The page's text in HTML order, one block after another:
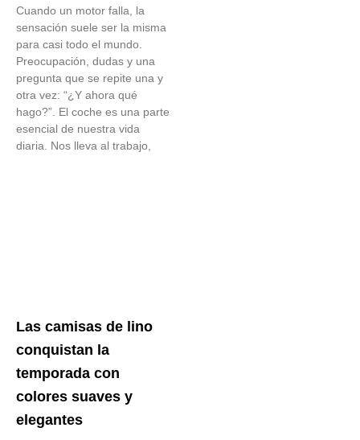
Cuando un motor falla, la
sensación suele ser la misma
para casi todo el mundo.
Preocupación, dudas y una
pregunta que se repite una y
otra vez: “¿Y ahora qué
hago?”. El coche es una parte
esencial de nuestra vida
diaria. Nos lleva al trabajo,
Las camisas de lino
conquistan la
temporada con
colores suaves y
elegantes